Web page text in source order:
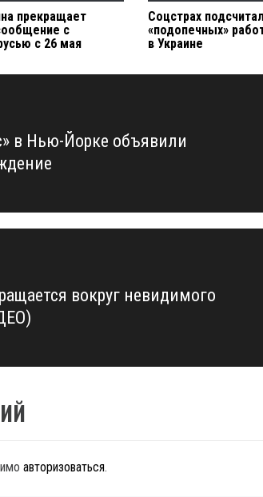
прекращает
с
с 26 мая
Соцстрах подсчитал
«подопечных»
в Украине
в Нью-Йорке объявили
вокруг невидимого
авторизоваться.